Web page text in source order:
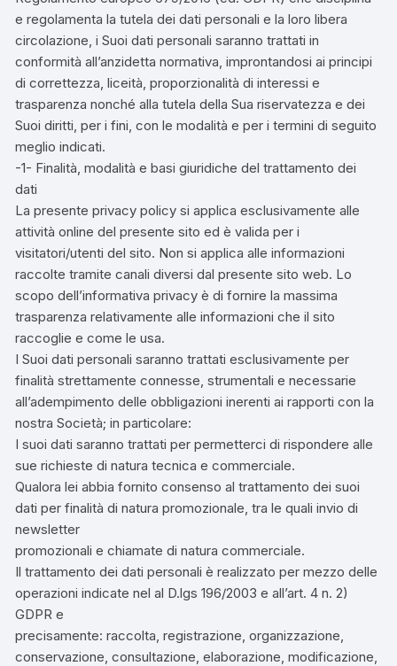
e regolamenta la tutela dei dati personali e la loro libera
circolazione, i Suoi dati personali saranno trattati in
conformità all’anzidetta normativa, improntandosi ai principi
di correttezza, liceità, proporzionalità di interessi e
trasparenza nonché alla tutela della Sua riservatezza e dei
Suoi diritti, per i fini, con le modalità e per i termini di seguito
meglio indicati.
-1- Finalità, modalità e basi giuridiche del trattamento dei
dati
La presente privacy policy si applica esclusivamente alle
attività online del presente sito ed è valida per i
visitatori/utenti del sito. Non si applica alle informazioni
raccolte tramite canali diversi dal presente sito web. Lo
scopo dell’informativa privacy è di fornire la massima
trasparenza relativamente alle informazioni che il sito
raccoglie e come le usa.
I Suoi dati personali saranno trattati esclusivamente per
finalità strettamente connesse, strumentali e necessarie
all’adempimento delle obbligazioni inerenti ai rapporti con la
nostra Società; in particolare:
I suoi dati saranno trattati per permetterci di rispondere alle
sue richieste di natura tecnica e commerciale.
Qualora lei abbia fornito consenso al trattamento dei suoi
dati per finalità di natura promozionale, tra le quali invio di
newsletter
promozionali e chiamate di natura commerciale.
Il trattamento dei dati personali è realizzato per mezzo delle
operazioni indicate nel al D.lgs 196/2003 e all’art. 4 n. 2)
GDPR e
precisamente: raccolta, registrazione, organizzazione,
conservazione, consultazione, elaborazione, modificazione,